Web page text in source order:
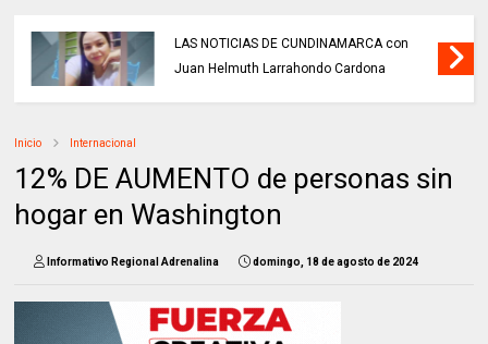
LAS NOTICIAS DE CUNDINAMARCA con
Juan Helmuth Larrahondo Cardona
Inicio Internacional
12% DE AUMENTO de personas sin
hogar en Washington
Informativo Regional Adrenalina domingo, 18 de agosto de 2024